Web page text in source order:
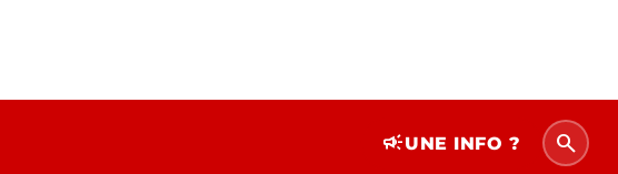
campaignUNE INFO ? search